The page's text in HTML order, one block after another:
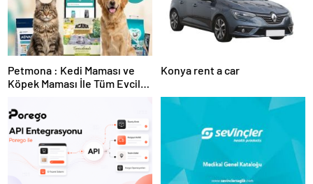
Petmona : Kedi Maması ve
Köpek Maması İle Tüm Evcil
Konya rent a car